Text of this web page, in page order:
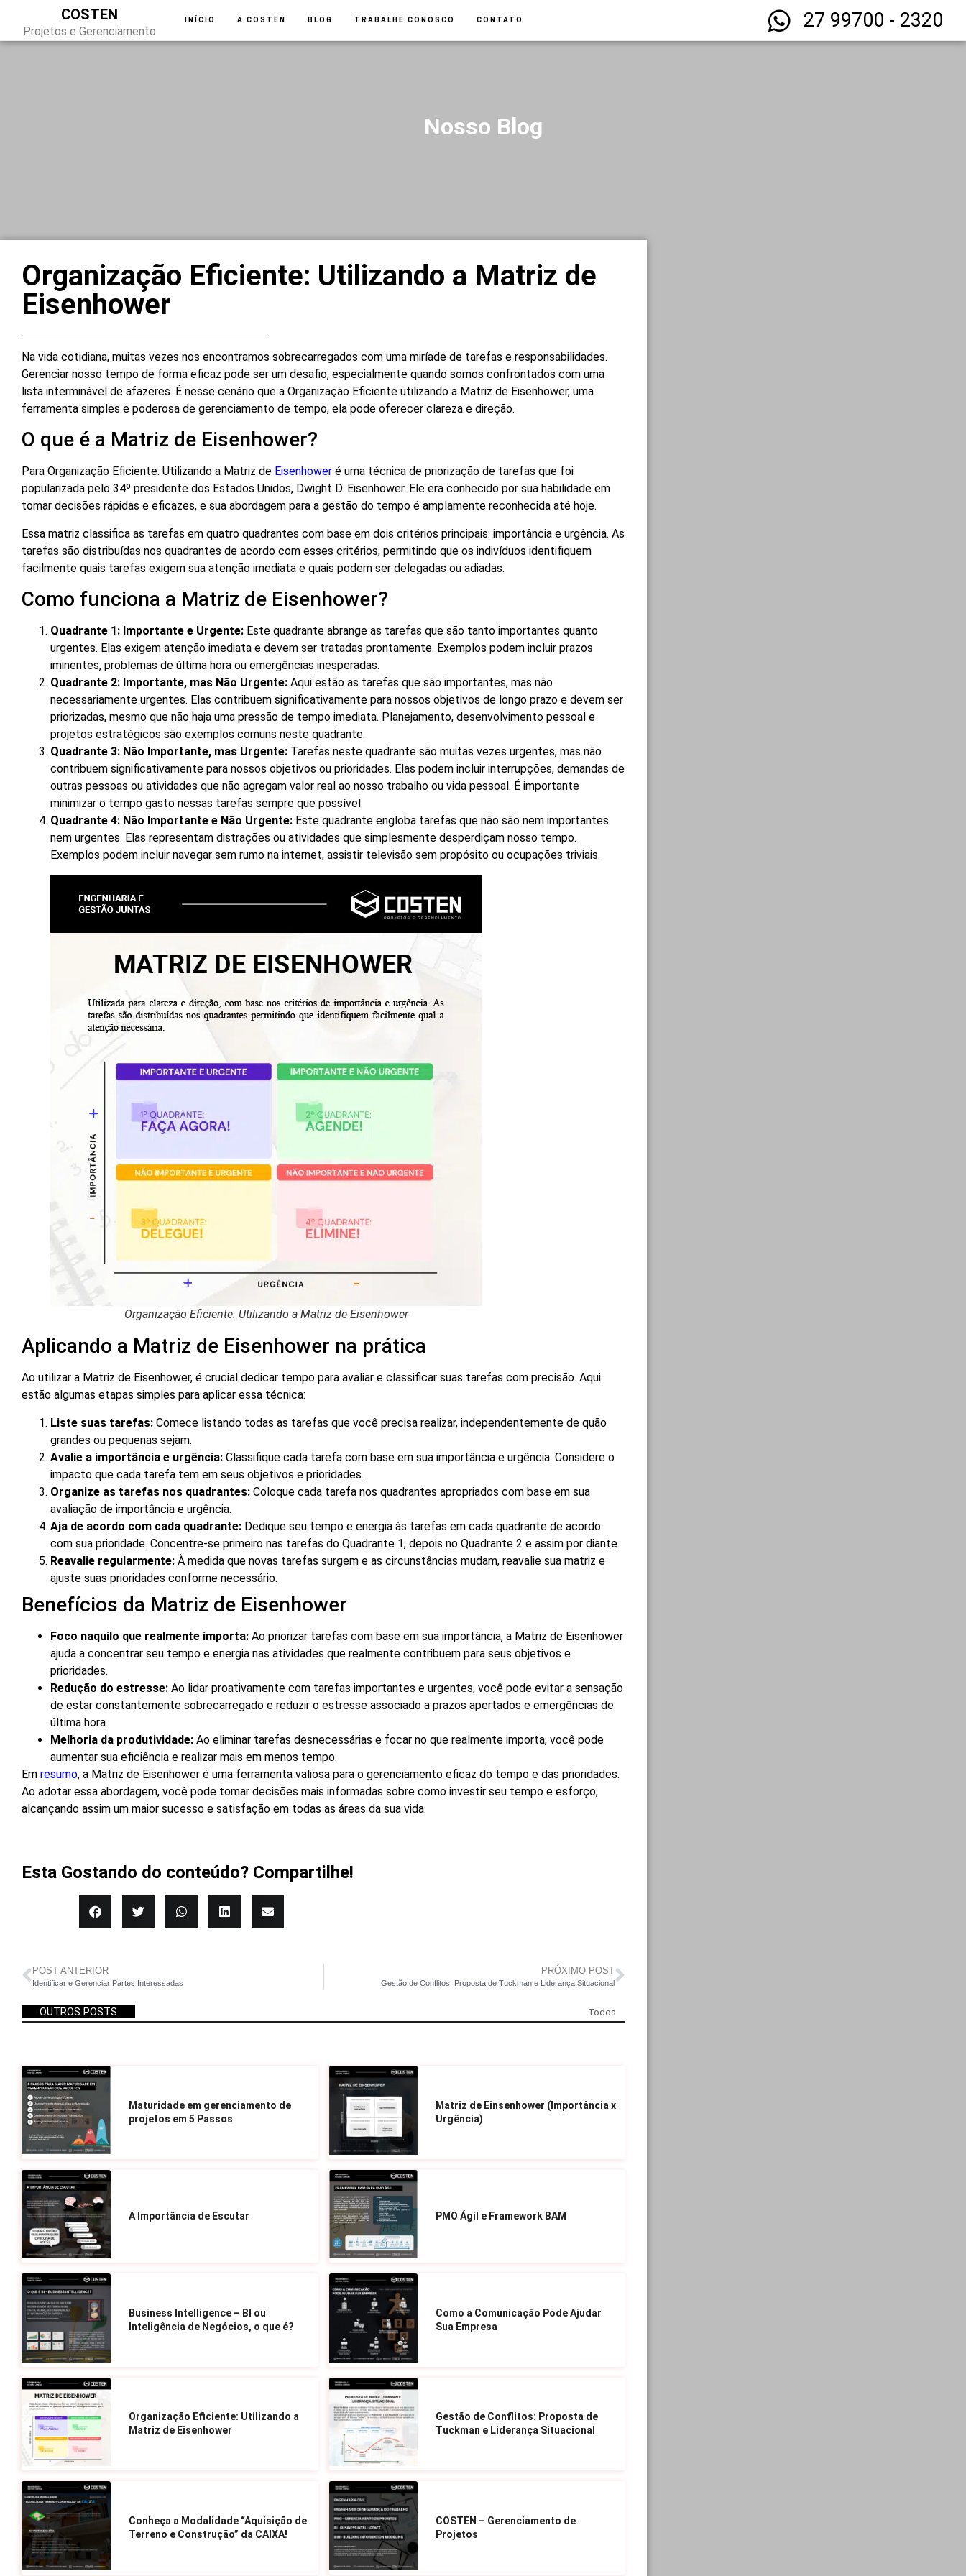
COSTEN
Projetos e Gerenciamento
INÍCIO A COSTEN BLOG TRABALHE CONOSCO CONTATO 27 99700 - 2320
Nosso Blog
Organização Eficiente: Utilizando a Matriz de
Eisenhower
Na vida cotidiana, muitas vezes nos encontramos sobrecarregados com uma miríade de tarefas e responsabilidades.
Gerenciar nosso tempo de forma eficaz pode ser um desafio, especialmente quando somos confrontados com uma
lista interminável de afazeres. É nesse cenário que a Organização Eficiente utilizando a Matriz de Eisenhower, uma
ferramenta simples e poderosa de gerenciamento de tempo, ela pode oferecer clareza e direção.
O que é a Matriz de Eisenhower?
Para Organização Eficiente: Utilizando a Matriz de Eisenhower é uma técnica de priorização de tarefas que foi
popularizada pelo 34º presidente dos Estados Unidos, Dwight D. Eisenhower. Ele era conhecido por sua habilidade em
tomar decisões rápidas e eficazes, e sua abordagem para a gestão do tempo é amplamente reconhecida até hoje.
Essa matriz classifica as tarefas em quatro quadrantes com base em dois critérios principais: importância e urgência. As
tarefas são distribuídas nos quadrantes de acordo com esses critérios, permitindo que os indivíduos identifiquem
facilmente quais tarefas exigem sua atenção imediata e quais podem ser delegadas ou adiadas.
Como funciona a Matriz de Eisenhower?
Quadrante 1: Importante e Urgente: Este quadrante abrange as tarefas que são tanto importantes quanto
urgentes. Elas exigem atenção imediata e devem ser tratadas prontamente. Exemplos podem incluir prazos
iminentes, problemas de última hora ou emergências inesperadas.
Quadrante 2: Importante, mas Não Urgente: Aqui estão as tarefas que são importantes, mas não
necessariamente urgentes. Elas contribuem significativamente para nossos objetivos de longo prazo e devem ser
priorizadas, mesmo que não haja uma pressão de tempo imediata. Planejamento, desenvolvimento pessoal e
projetos estratégicos são exemplos comuns neste quadrante.
Quadrante 3: Não Importante, mas Urgente: Tarefas neste quadrante são muitas vezes urgentes, mas não
contribuem significativamente para nossos objetivos ou prioridades. Elas podem incluir interrupções, demandas de
outras pessoas ou atividades que não agregam valor real ao nosso trabalho ou vida pessoal. É importante
minimizar o tempo gasto nessas tarefas sempre que possível.
Quadrante 4: Não Importante e Não Urgente: Este quadrante engloba tarefas que não são nem importantes
nem urgentes. Elas representam distrações ou atividades que simplesmente desperdiçam nosso tempo.
Exemplos podem incluir navegar sem rumo na internet, assistir televisão sem propósito ou ocupações triviais.
Organização Eficiente: Utilizando a Matriz de Eisenhower
Aplicando a Matriz de Eisenhower na prática
Ao utilizar a Matriz de Eisenhower, é crucial dedicar tempo para avaliar e classificar suas tarefas com precisão. Aqui
estão algumas etapas simples para aplicar essa técnica:
Liste suas tarefas: Comece listando todas as tarefas que você precisa realizar, independentemente de quão
grandes ou pequenas sejam.
Avalie a importância e urgência: Classifique cada tarefa com base em sua importância e urgência. Considere o
impacto que cada tarefa tem em seus objetivos e prioridades.
Organize as tarefas nos quadrantes: Coloque cada tarefa nos quadrantes apropriados com base em sua
avaliação de importância e urgência.
Aja de acordo com cada quadrante: Dedique seu tempo e energia às tarefas em cada quadrante de acordo
com sua prioridade. Concentre-se primeiro nas tarefas do Quadrante 1, depois no Quadrante 2 e assim por diante.
Reavalie regularmente: À medida que novas tarefas surgem e as circunstâncias mudam, reavalie sua matriz e
ajuste suas prioridades conforme necessário.
Benefícios da Matriz de Eisenhower
Foco naquilo que realmente importa: Ao priorizar tarefas com base em sua importância, a Matriz de Eisenhower
ajuda a concentrar seu tempo e energia nas atividades que realmente contribuem para seus objetivos e
prioridades.
Redução do estresse: Ao lidar proativamente com tarefas importantes e urgentes, você pode evitar a sensação
de estar constantemente sobrecarregado e reduzir o estresse associado a prazos apertados e emergências de
última hora.
Melhoria da produtividade: Ao eliminar tarefas desnecessárias e focar no que realmente importa, você pode
aumentar sua eficiência e realizar mais em menos tempo.
Em resumo, a Matriz de Eisenhower é uma ferramenta valiosa para o gerenciamento eficaz do tempo e das prioridades.
Ao adotar essa abordagem, você pode tomar decisões mais informadas sobre como investir seu tempo e esforço,
alcançando assim um maior sucesso e satisfação em todas as áreas da sua vida.
Esta Gostando do conteúdo? Compartilhe!
POST ANTERIOR
Identificar e Gerenciar Partes Interessadas
PRÓXIMO POST
Gestão de Conflitos: Proposta de Tuckman e Liderança Situacional
OUTROS POSTS Todos
Maturidade em gerenciamento de
projetos em 5 Passos
Matriz de Einsenhower (Importância x
Urgência)
A Importância de Escutar PMO Ágil e Framework BAM
Business Intelligence – BI ou
Inteligência de Negócios, o que é?
Como a Comunicação Pode Ajudar
Sua Empresa
Organização Eficiente: Utilizando a
Matriz de Eisenhower
Gestão de Conflitos: Proposta de
Tuckman e Liderança Situacional
Conheça a Modalidade “Aquisição de
Terreno e Construção” da CAIXA!
COSTEN – Gerenciamento de
Projetos